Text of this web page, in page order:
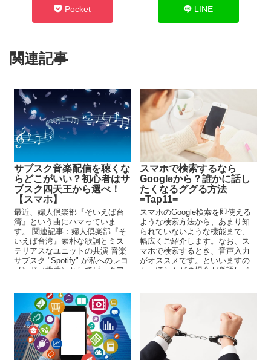
Pocket LINE
関連記事
サブスク音楽配信を聴くな
らどこがいい？初心者はサ
ブスク四天王から選べ！
【スマホ】
最近、婦人倶楽部『そいえば台
湾』という曲にハマっていま
す。 関連記事：婦人倶楽部『そ
いえば台湾』素朴な歌詞とミス
テリアスなユニットの共演 音楽
サブスク "Spotify" が私へのレコ
メンド（推薦）としてピックア
スマホで検索するなら
Googleから？誰かに話し
たくなるググる方法
=Tap11=
スマホのGoogle検索を即使える
ような検索方法から、あまり知
られていないような機能まで、
幅広くご紹介します。なお、ス
マホで検索するとき、音声入力
がオススメです。といいますの
も、ほとんどの場合が単語レベ